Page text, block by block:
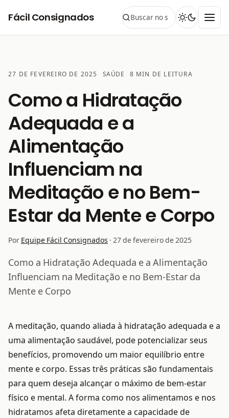
Fácil Consignados
27 DE FEVEREIRO DE 2025 CATEGORIA:
SAÚDE 8 MIN DE LEITURA
Como a Hidratação
Adequada e a
Alimentação
Influenciam na
Meditação e no Bem-
Estar da Mente e Corpo
Por Equipe Fácil Consignados · 27 de fevereiro de 2025
Como a Hidratação Adequada e a Alimentação
Influenciam na Meditação e no Bem-Estar da
Mente e Corpo
A meditação, quando aliada à hidratação adequada e a
uma alimentação saudável, pode potencializar seus
benefícios, promovendo um maior equilíbrio entre
mente e corpo. Essas três práticas são fundamentais
para quem deseja alcançar o máximo de bem-estar
físico e mental. A forma como nos alimentamos e nos
hidratamos afeta diretamente a capacidade de